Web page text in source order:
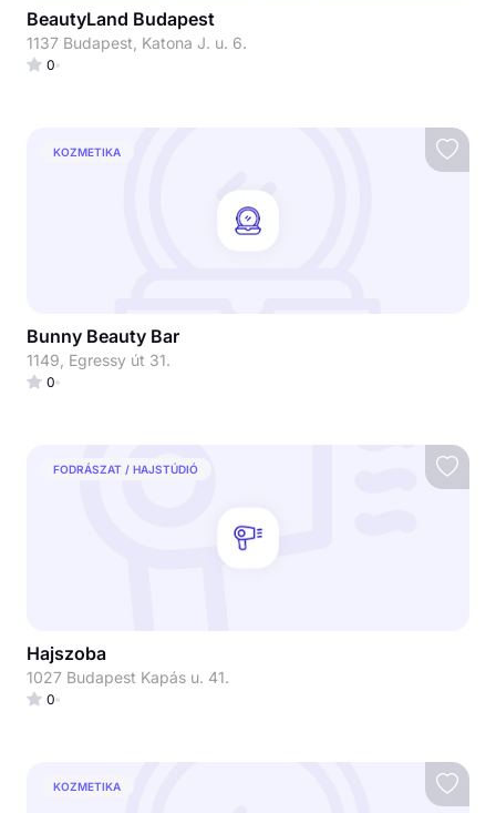
BeautyLand Budapest
1137 Budapest, Katona J. u. 6.
0
KOZMETIKA
Bunny Beauty Bar
1149, Egressy út 31.
0
FODRÁSZAT / HAJSTÚDIÓ
Hajszoba
1027 Budapest Kapás u. 41.
0
KOZMETIKA